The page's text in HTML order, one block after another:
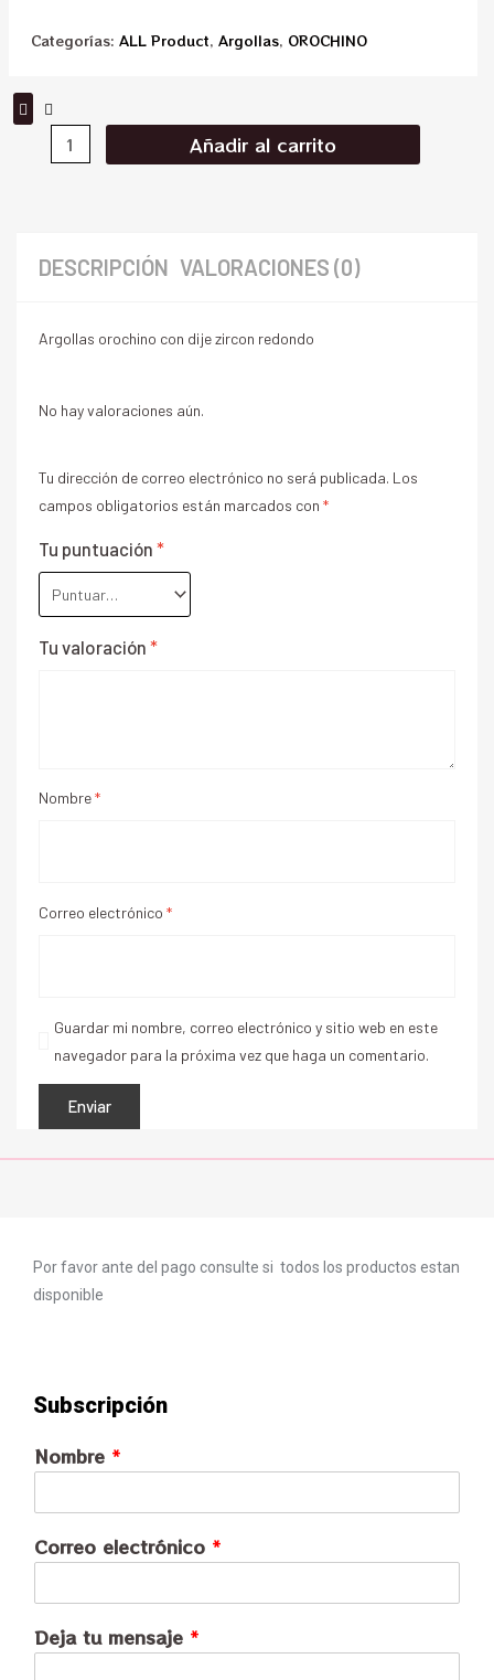
Categorías: ALL Product, Argollas, OROCHINO
Añadir al carrito
DESCRIPCIÓN VALORACIONES (0)
Argollas orochino con dije zircon redondo
No hay valoraciones aún.
Tu dirección de correo electrónico no será publicada. Los
campos obligatorios están marcados con *
Tu puntuación *
Tu valoración *
Nombre*
Correo electrónico *
Guardar mi nombre, correo electrónico y sitio web en este
navegador para la próxima vez que haga un comentario.
Por favor ante del pago consulte si todos los productos estan
disponible
Subscripción
Nombre *
Correo electrónico *
Deja tu mensaje *